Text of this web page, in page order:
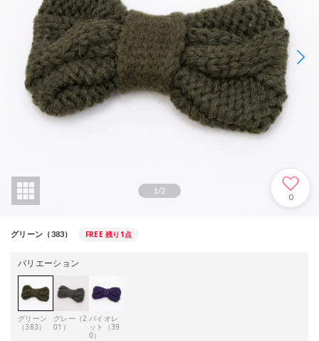
1/2
0
グリーン（383） FREE 残り1点
バリエーション
グリーン
（383）
グレー（2
01）
バイオレ
ット（39
0）